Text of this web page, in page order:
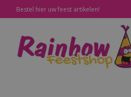
Bestel hier uw feest artikelen!